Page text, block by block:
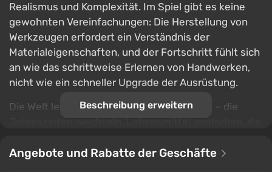
Realismus und Komplexität. Im Spiel gibt es keine
gewohnten Vereinfachungen: Die Herstellung von
Werkzeugen erfordert ein Verständnis der
Materialeigenschaften, und der Fortschritt fühlt sich
an wie das schrittweise Erlernen von Handwerken,
nicht wie ein schneller Upgrade der Ausrüstung.
Die Welt lebt nach ihren eigenen Gesetzen – die
Metallurgie wird zu einem vollwertigen,
Beschreibung erweitern
Angebote und Rabatte der Geschäfte